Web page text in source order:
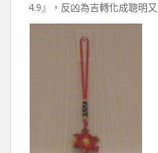
4.9』，反凶為吉轉化成聰明